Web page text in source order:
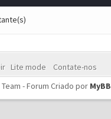
Lite mode
Contate-nos
Team - Forum Criado por MyBB